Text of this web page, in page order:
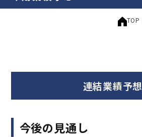
TOP
連結業績予想
今後の見通し